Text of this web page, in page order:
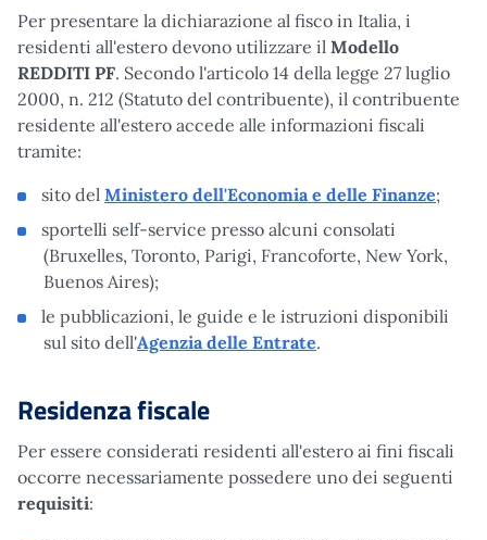
Per presentare la dichiarazione al fisco in Italia, i
residenti all'estero devono utilizzare il Modello
REDDITI PF. Secondo l'articolo 14 della legge 27 luglio
2000, n. 212 (Statuto del contribuente), il contribuente
residente all'estero accede alle informazioni fiscali
tramite:
sito del Ministero dell'Economia e delle Finanze;
sportelli self-service presso alcuni consolati
(Bruxelles, Toronto, Parigi, Francoforte, New York,
Buenos Aires);
le pubblicazioni, le guide e le istruzioni disponibili
sul sito dell'Agenzia delle Entrate.
Residenza fiscale
Per essere considerati residenti all'estero ai fini fiscali
occorre necessariamente possedere uno dei seguenti
requisiti: